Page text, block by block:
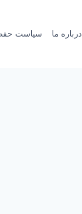
درباره ما سیاست